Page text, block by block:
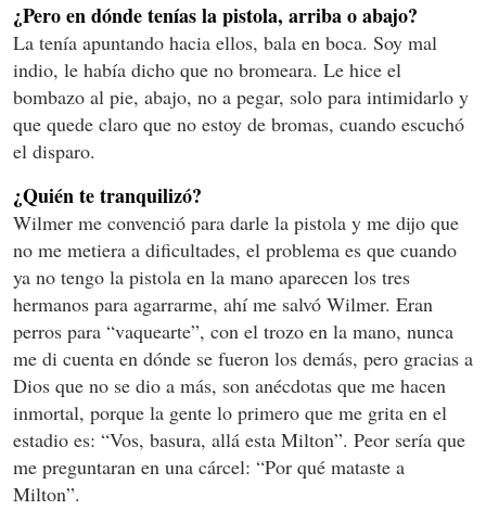
¿Pero en dónde tenías la pistola, arriba o abajo?
La tenía apuntando hacia ellos, bala en boca. Soy mal
indio, le había dicho que no bromeara. Le hice el
bombazo al pie, abajo, no a pegar, solo para intimidarlo y
que quede claro que no estoy de bromas, cuando escuchó
el disparo.
¿Quién te tranquilizó?
Wilmer me convenció para darle la pistola y me dijo que
no me metiera a dificultades, el problema es que cuando
ya no tengo la pistola en la mano aparecen los tres
hermanos para agarrarme, ahí me salvó Wilmer. Eran
perros para “vaquearte”, con el trozo en la mano, nunca
me di cuenta en dónde se fueron los demás, pero gracias a
Dios que no se dio a más, son anécdotas que me hacen
inmortal, porque la gente lo primero que me grita en el
estadio es: “Vos, basura, allá esta Milton”. Peor sería que
me preguntaran en una cárcel: “Por qué mataste a
Milton”.